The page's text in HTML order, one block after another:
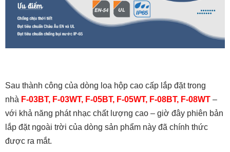
Sau thành công của dòng loa hộp cao cấp lắp đặt trong
nhà F-03BT, F-03WT, F-05BT, F-05WT, F-08BT, F-08WT –
với khả năng phát nhạc chất lượng cao – giờ đây phiên bản
lắp đặt ngoài trời của dòng sản phẩm này đã chính thức
được ra mắt.